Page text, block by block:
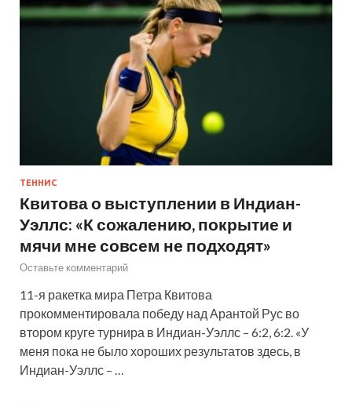
ТЕННИС
Квитова о выступлении в Индиан-
Уэллс: «К сожалению, покрытие и
мячи мне совсем не подходят»
Оставьте комментарий
11-я ракетка мира Петра Квитова
прокомментировала победу над Арантой Рус во
втором круге турнира в Индиан-Уэллс – 6:2, 6:2. «У
меня пока не было хороших результатов здесь, в
Индиан-Уэллс – …